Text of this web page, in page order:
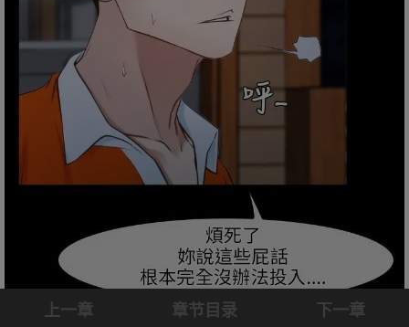
上一章 章节目录 下一章